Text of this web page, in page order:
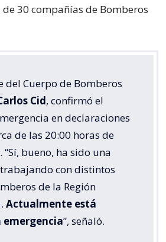
30 compañías de Bomberos
del Cuerpo de Bomberos
Cid, confirmó el
en declaraciones
de las 20:00 horas de
“Sí, bueno, ha sido una
con distintos
de la Región
Actualmente está
”, señaló.